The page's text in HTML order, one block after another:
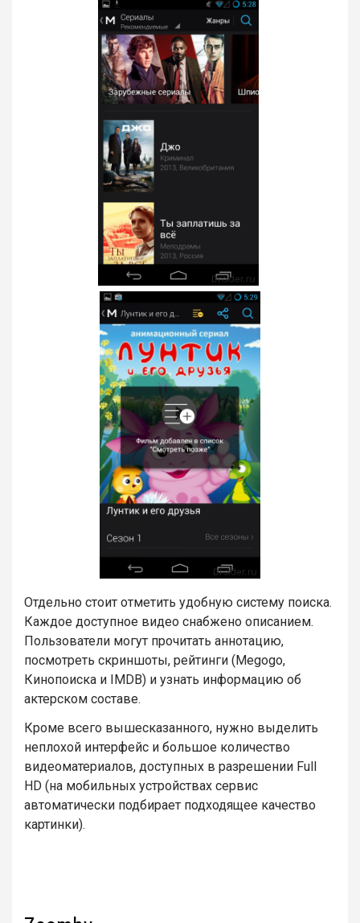
Отдельно стоит отметить удобную систему поиска.
Каждое доступное видео снабжено описанием.
Пользователи могут прочитать аннотацию,
посмотреть скриншоты, рейтинги (Megogo,
Кинопоиска и IMDB) и узнать информацию об
актерском составе.
Кроме всего вышесказанного, нужно выделить
неплохой интерфейс и большое количество
видеоматериалов, доступных в разрешении Full
HD (на мобильных устройствах сервис
автоматически подбирает подходящее качество
картинки).